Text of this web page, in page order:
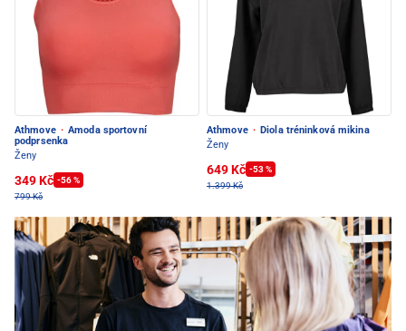
Athmove · Amoda sportovní
podprsenka
Ženy
349 Kč -56 %
799 Kč
Athmove · Diola tréninková mikina
Ženy
649 Kč -53 %
1.399 Kč